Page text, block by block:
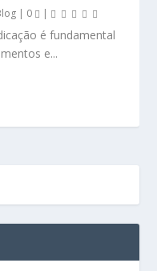
| 0 |
é fundamental
e...